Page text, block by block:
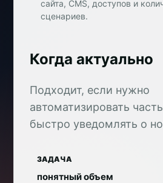
сайта, CMS, доступов и
сценариев.
Когда актуально
Подходит, если нужно
автоматизировать
быстро уведомлять о
ЗАДАЧА
понятный объем